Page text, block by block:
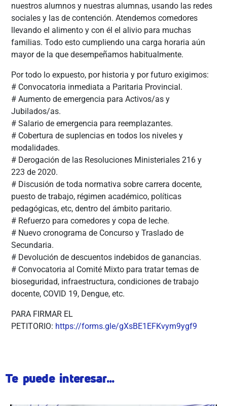
nuestros alumnos y nuestras alumnas, usando las redes
sociales y las de contención. Atendemos comedores
llevando el alimento y con él el alivio para muchas
familias. Todo esto cumpliendo una carga horaria aún
mayor de la que desempeñamos habitualmente.
Por todo lo expuesto, por historia y por futuro exigimos:
# Convocatoria inmediata a Paritaria Provincial.
# Aumento de emergencia para Activos/as y
Jubilados/as.
# Salario de emergencia para reemplazantes.
# Cobertura de suplencias en todos los niveles y
modalidades.
# Derogación de las Resoluciones Ministeriales 216 y
223 de 2020.
# Discusión de toda normativa sobre carrera docente,
puesto de trabajo, régimen académico, políticas
pedagógicas, etc, dentro del ámbito paritario.
# Refuerzo para comedores y copa de leche.
# Nuevo cronograma de Concurso y Traslado de
Secundaria.
# Devolución de descuentos indebidos de ganancias.
# Convocatoria al Comité Mixto para tratar temas de
bioseguridad, infraestructura, condiciones de trabajo
docente, COVID 19, Dengue, etc.
PARA FIRMAR EL
PETITORIO: https://forms.gle/gXsBE1EFKvym9ygf9
Te puede interesar...